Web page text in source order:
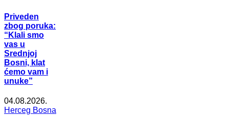
Priveden
zbog poruka:
“Klali smo
vas u
Srednjoj
Bosni, klat
ćemo vam i
unuke”
04.08.2026.
Herceg Bosna